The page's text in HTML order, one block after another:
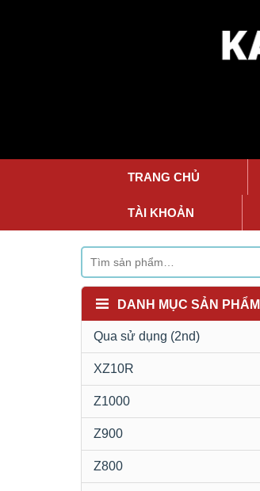
TRANG CHỦ
TÀI KHOẢN
DANH MỤC SẢN PHẨM
Qua sử dụng (2nd)
XZ10R
Z1000
Z900
Z800